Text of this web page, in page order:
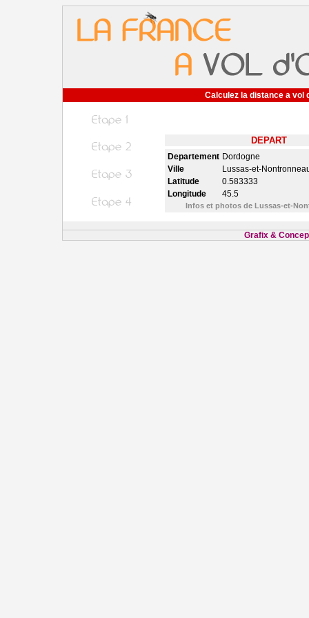
Calculez la distance a vol
DEPART
Departement Dordogne
Ville
Lussas-et-
Latitude
0.583333
Longitude
45.5
Infos et photos de Lussas-et-
Grafix &